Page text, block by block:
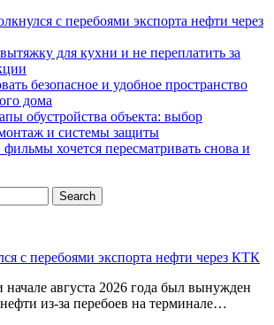
с перебоями экспорта нефти через
для кухни и не переплатить за
безопасное и удобное пространство
дома
обустройства объекта: выбор
и системы защиты
хочется пересматривать снова и
с перебоями экспорта нефти через КТК
начале августа 2026 года был вынужден
из-за перебоев на терминале…